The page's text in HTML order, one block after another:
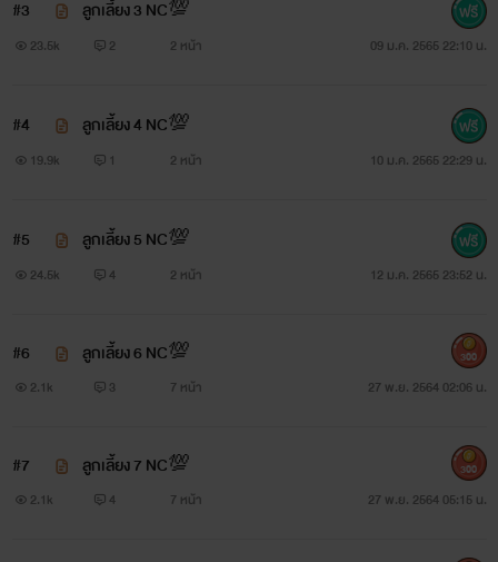
#3 ลูกเลี้ยง 3 NC💯
23.5k 2 2 หน้า 09 ม.ค. 2565 22:10 น.
#4 ลูกเลี้ยง 4 NC💯
19.9k 1 2 หน้า 10 ม.ค. 2565 22:29 น.
#5 ลูกเลี้ยง 5 NC💯
24.5k 4 2 หน้า 12 ม.ค. 2565 23:52 น.
#6 ลูกเลี้ยง 6 NC💯
2.1k 3 7 หน้า 27 พ.ย. 2564 02:06 น.
300
#7 ลูกเลี้ยง 7 NC💯
2.1k 4 7 หน้า 27 พ.ย. 2564 05:15 น.
300